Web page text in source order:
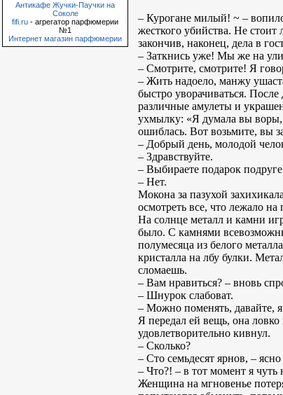
Антикафе Жучки-Паучки на
Соколе
fifi.ru - агрегатор парфюмерии
№1
Интернет магазин парфюмерии
– Курогане милый! ~ –
жесткого убийства. Не
закончив, наконец, дела в
– Заткнись уже! Мы же на
– Смотрите, смотрите! Я
– Жить надоело, манжу
быстро уворачиваться.
различные амулеты и
ухмылку: «Я думала вы воры,
ошиблась. Вот возьмите, вы
– Добрый день, молодой
– Здравствуйте.
– Выбираете подарок
– Нет.
Мокона за пазухой
осмотреть все, что лежало на
На солнце металл и камни
было. С камнями
полумесяца из белого
кристалла на лбу булки.
сломаешь.
– Вам нравиться? – вновь
– Шнурок слабоват.
– Можно поменять, давайте,
Я передал ей вещь, она
удовлетворительно кивнул.
– Сколько?
– Сто семьдесят ярнов, –
– Что?! – в тот момент я чуть
Женщина на мгновенье